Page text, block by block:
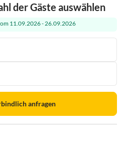
der Gäste auswählen
11.09.2026 - 26.09.2026
anfragen